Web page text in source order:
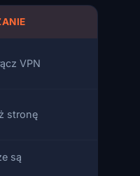
VPN
stronę
są